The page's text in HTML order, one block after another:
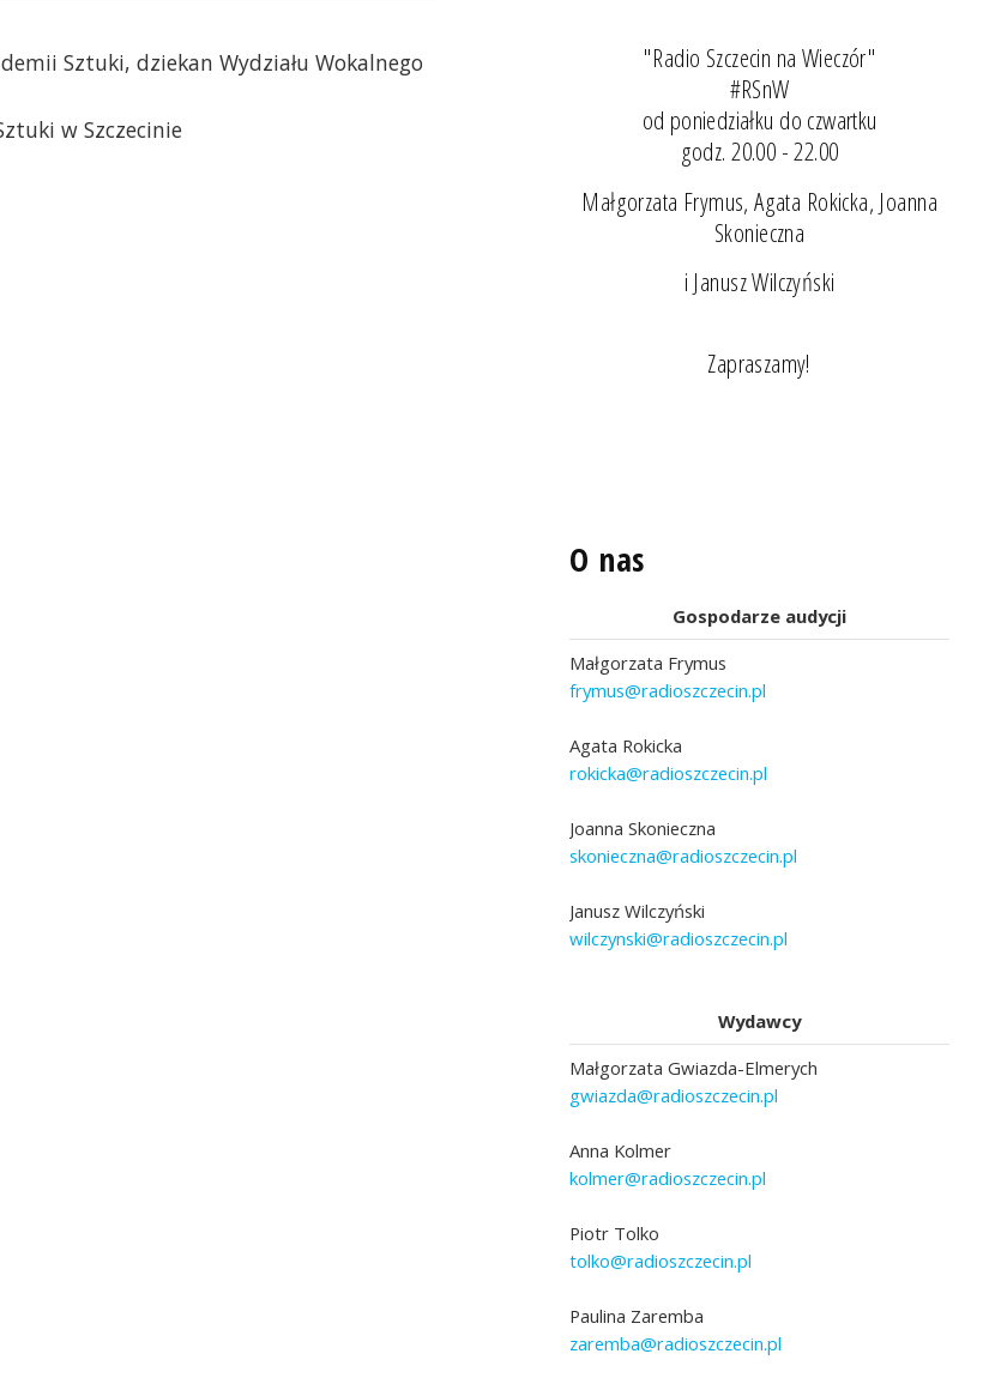
Sztuki, dziekan Wydziału Wokalnego
w Szczecinie
"Radio Szczecin na Wieczór"
#RSnW
od poniedziałku do czwartku
godz. 20.00 - 22.00
Małgorzata Frymus, Agata Rokicka, Joanna
Skonieczna
i Janusz Wilczyński
Zapraszamy!
O nas
Gospodarze audycji
Małgorzata Frymus
frymus@radioszczecin.pl
Agata Rokicka
rokicka@radioszczecin.pl
Joanna Skonieczna
skonieczna@radioszczecin.pl
Janusz Wilczyński
wilczynski@radioszczecin.pl
Wydawcy
Małgorzata Gwiazda-Elmerych
gwiazda@radioszczecin.pl
Anna Kolmer
kolmer@radioszczecin.pl
Piotr Tolko
tolko@radioszczecin.pl
Paulina Zaremba
zaremba@radioszczecin.pl